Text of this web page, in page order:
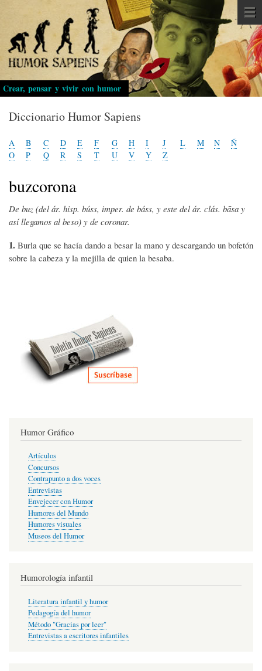
Pasar
al
contenido
principal
Crear, pensar y vivir con humor
Diccionario Humor Sapiens
A B C D E F G H I J L M N
Ñ
O
P Q R S T U V Y Z
buzcorona
De buz (del ár. hisp. búss, imper. de báss, y este del ár. clás. bāsa y
así llegamos al beso) y de coronar.
1. Burla que se hacía dando a besar la mano y descargando un bofetón
sobre la cabeza y la mejilla de quien la besaba.
Humor Gráfico
Artículos
Concursos
Contrapunto a dos voces
Entrevistas
Envejecer con Humor
Humores del Mundo
Humores visuales
Museos del Humor
Humorología infantil
Literatura infantil y humor
Pedagogía del humor
Método "Gracias por leer"
Entrevistas a escritores infantiles